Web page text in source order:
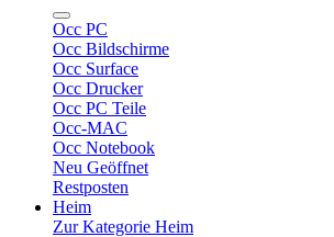
Occ PC
Occ Bildschirme
Occ Surface
Occ Drucker
Occ PC Teile
Occ-MAC
Occ Notebook
Neu Geöffnet
Restposten
Heim
Zur Kategorie Heim